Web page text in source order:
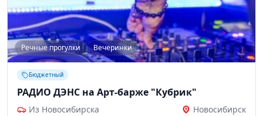
Речные прогулки Вечеринки
Бюджетный
РАДИО ДЭНС на Арт-барже "Кубрик"
Из Новосибирска
Новосибирск